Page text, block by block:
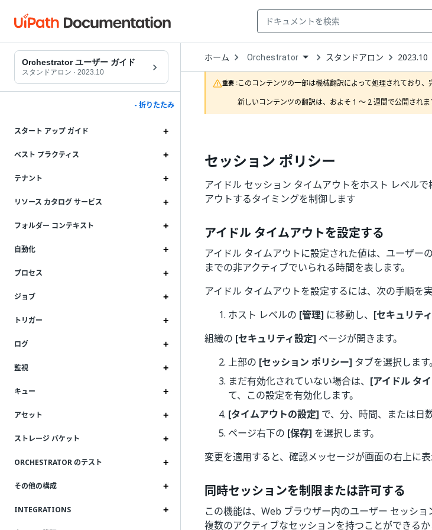
Orchestrator ユーザー ガイド
スタンドアロン · 2023.10
- 折りたたみ
スタート アップ ガイド
ベスト プラクティス
テナント
リソース カタログ サービス
フォルダー コンテキスト
自動化
プロセス
ジョブ
トリガー
ログ
監視
キュー
アセット
ストレージ バケット
ORCHESTRATOR のテスト
その他の構成
INTEGRATIONS
ホーム Open
Dropdown
to
choose
product
Orchestrator スタンドアロン 2023.10
重要 :このコンテンツの一部は機械翻訳によって処理されており、
新しいコンテンツの翻訳は、およそ 1 ～ 2 週間で公開されま
セッション ポリシー
アイドル セッション タイムアウトをホスト レベル
アウトするタイミングを制御します
アイドル タイムアウトを設定する
アイドル タイムアウトに設定された値は、ユーザー
までの非アクティブでいられる時間を表します。
アイドル タイムアウトを設定するには、次の手順を実
ホスト レベルの [管理] に移動し、 [セキュリテ
組織の [セキュリティ設定] ページが開きます。
上部の [セッション ポリシー] タブを選択します。
まだ有効化されていない場合は、 [アイドル タ
て、この設定を有効化します。
[タイムアウトの設定] で、分、時間、または日
ページ右下の [保存] を選択します。
変更を適用すると、確認メッセージが画面の右上に表
同時セッションを制限または許可する
この機能は、Web ブラウザー内のユーザー セッシ
複数のアクティブなセッションを持つことができるか